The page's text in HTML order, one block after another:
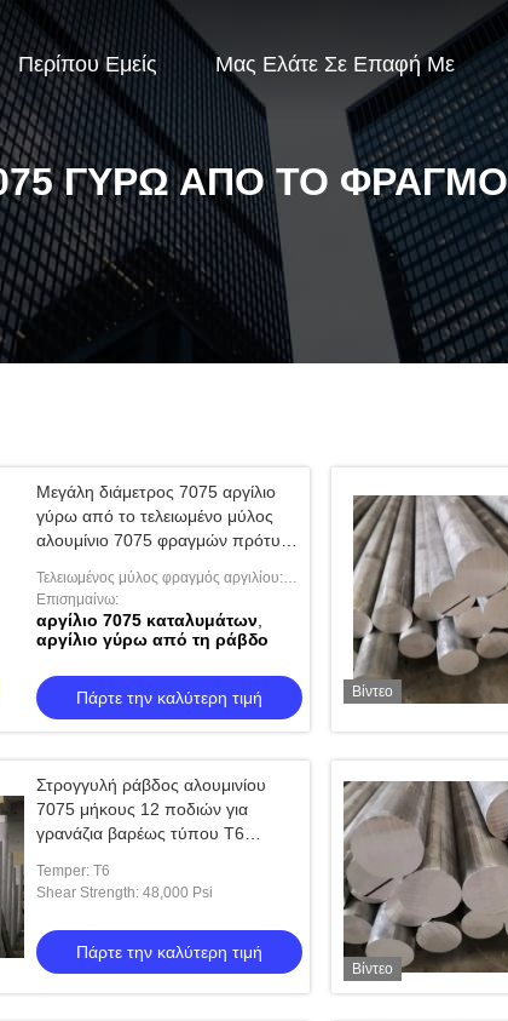
Περίπου Εμείς Μας Ελάτε Σε Επαφή Με
ΓΎΡΩ ΑΠΌ ΤΟ ΦΡΑΓΜΌ
Μεγάλη διάμετρος 7075 αργίλιο
γύρω από το τελειωμένο μύλος
αλουμίνιο 7075 φραγμών πρότυπα
Τελειωμένος μύλος φραγμός αργιλίου:
τελειωμένο astm τυποποιημένο 7075
t651 μύλος αργίλιο μεγάλων διαμέτρων
γύρω από το φραγμό που χρησιμ
Επισημαίνω:
αργίλιο 7075 καταλυμάτων
αργίλιο γύρω από τη ράβδο
Πάρτε την καλύτερη τιμή Βίντεο
Στρογγυλή ράβδος αλουμινίου
7075 μήκους 12 ποδιών για
γρανάζια βαρέως τύπου T6
Temper: T6
Shear Strength: 48,000 Psi
Πάρτε την καλύτερη τιμή
Βίντεο